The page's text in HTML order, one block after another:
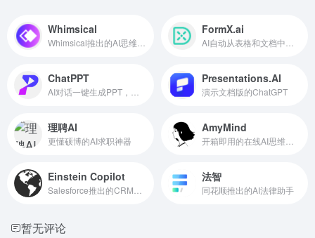
Whimsical FormX.ai
ChatPPT Presentations.AI
演示文档版的ChatGPT
理聘AI
更懂硕博的AI求职神器
AmyMind
Einstein Copilot 法智
同花顺推出的AI法律助手
暂无评论